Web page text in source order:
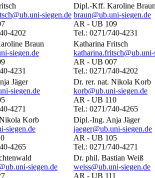
siegen.de
4202
Dipl.-Kff. Karoline Braun
braun@ub.uni-siegen.de
AR - UB 109
Tel.: 0271/740-4231
Braun
siegen.de
4231
Katharina Fritsch
katharina.fritsch@ub.uni-
AR - UB 007
Tel.: 0271/740-4202
Jäger
siegen.de
4271
Dr. rer. nat. Nikola Korb
korb@ub.uni-siegen.de
AR - UB 110
Tel.: 0271/740-4265
Korb
siegen.de
4265
Dipl.-Ing. Anja Jäger
jaeger@ub.uni-siegen.de
AR - UB 105
Tel.: 0271/740-4271
siegen.de
Dr. phil. Bastian Weiß
weiss@ub.uni-siegen.de
AR - UB 111